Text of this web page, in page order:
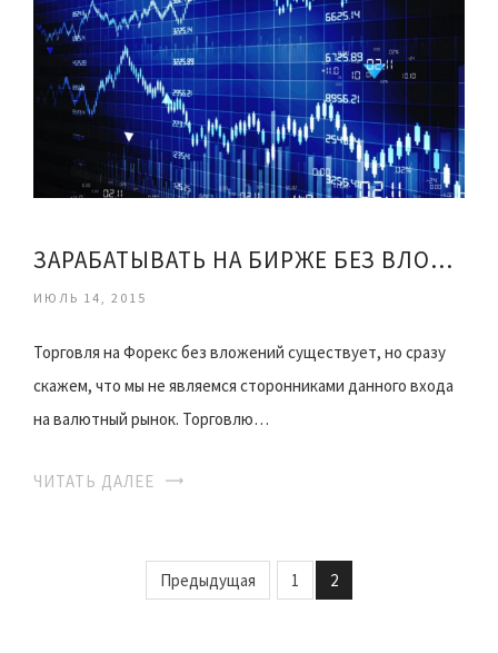
ЗАРАБАТЫВАТЬ НА БИРЖЕ БЕЗ ВЛОЖЕНИЙ
ИЮЛЬ 14, 2015
Торговля на Форекс без вложений существует, но сразу
скажем, что мы не являемся сторонниками данного входа
на валютный рынок. Торговлю…
ЧИТАТЬ ДАЛЕЕ
Предыдущая 1 2